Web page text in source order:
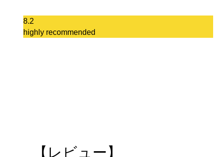
8.2
highly recommended
【レビュー】